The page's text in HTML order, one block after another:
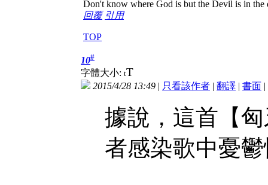
Don't know where God is but the Devil is in the
回覆 引用
TOP
10#
字體大小: tT
2015/4/28 13:49 | 只看該作者 | 翻譯 | 書面 |
據說，這首【
者感染歌中憂